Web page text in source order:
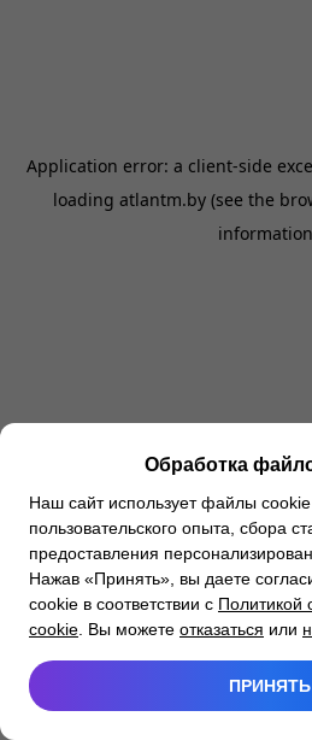
Application error: a client-side
loading atlantm.by (see the
Обработка
Наш сайт использует файлы
пользовательского опыта, сбора
предоставления
Нажав «Принять», вы даете
cookie в соответствии с Политикой
cookie . Вы можете отказаться или
ПРИНЯТЬ